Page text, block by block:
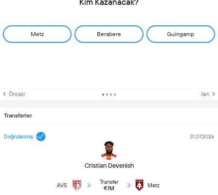
Kim Kazanacak?
Metz Berabere Guingamp
Önceki Ileri
Transferler
Doğrulanmış
Cristian Devenish
31.07.2026
AVS
Transfer
€1M
Metz